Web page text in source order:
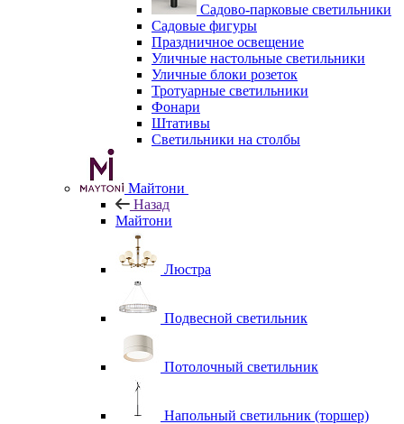
Садово-парковые светильники
Садовые фигуры
Праздничное освещение
Уличные настольные светильники
Уличные блоки розеток
Тротуарные светильники
Фонари
Штативы
Светильники на столбы
Майтони
Назад
Майтони
Люстра
Подвесной светильник
Потолочный светильник
Напольный светильник (торшер)